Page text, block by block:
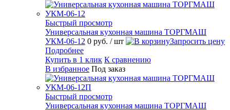
Быстрый просмотр
Универсальная кухонная машина ТОРГМАШ
УКМ-06-12 0 руб. / шт
Запросить цену
Подробнее
Купить в 1 клик К сравнению
В избранное Под заказ
Быстрый просмотр
Универсальная кухонная машина ТОРГМАШ